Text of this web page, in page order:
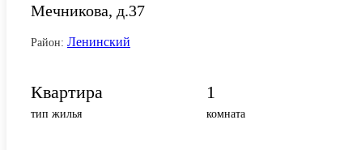
Мечникова, д.37
Район: Ленинский
Квартира
тип жилья
1
комната